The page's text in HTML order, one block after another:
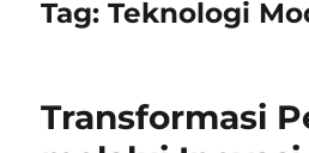
Tag:Teknologi
Transformasi